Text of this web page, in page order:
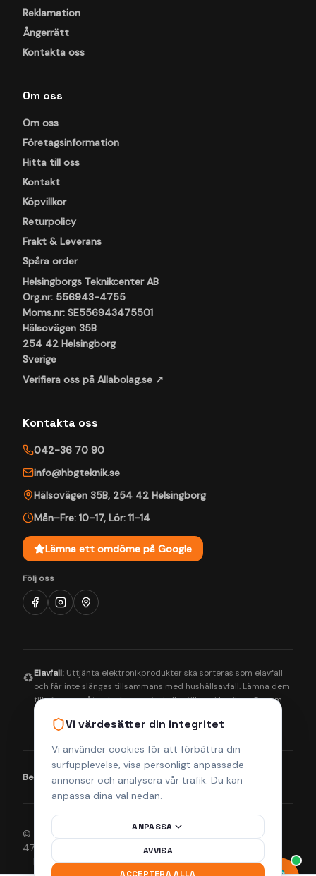
Vi värdesätter din integritet
Vi använder cookies för att förbättra din
surfupplevelse, visa personligt anpassade
annonser och analysera vår trafik. Du kan
anpassa dina val nedan.
ANPASSA
AVVISA
Reklamation
Ångerrätt
Kontakta oss
Om oss
Om oss
Företagsinformation
Hitta till oss
Kontakt
Köpvillkor
Returpolicy
Frakt & Leverans
Spåra order
Helsingborgs Teknikcenter AB
Org.nr: 556943-4755
Moms.nr: SE556943475501
Hälsovägen 35B
254 42 Helsingborg
Sverige
Verifiera oss på Allabolag.se ↗
Kontakta oss
042-36 70 90
info@hbgteknik.se
Hälsovägen 35B, 254 42 Helsingborg
Mån–Fre: 10–17, Lör: 11–14
Lämna ett omdöme på Google
Följ oss
♻️Elavfall: Uttjänta elektronikprodukter ska sorteras som elavfall
och får inte slängas tillsammans med hushållsavfall. Lämna dem
till närmaste återvinningscentral eller till oss i butiken. Genom
korrekt hantering bidrar du till en bättre miljö och säkerställer
att farliga ämnen tas om hand på rätt sätt.
Betalningsmetoder: Visa Mastercard Klarna
© 2026 Helsingborgs Teknikcenter AB (Org.nr 556943-
4755). Alla rättigheter förbehållna.
IntegritetspolicyKöpvillkorReturpolicyFrakt & Leverans